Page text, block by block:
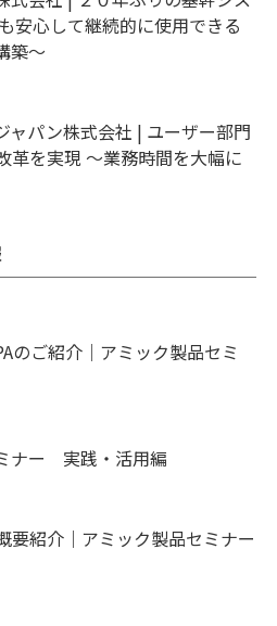
安心して継続的に使用できる
築～
ャパン株式会社 | ユーザー部門
革を実現 ～業務時間を大幅に
のご紹介｜アミック製品セミ
ナー 実践・活用編
要紹介｜アミック製品セミナー